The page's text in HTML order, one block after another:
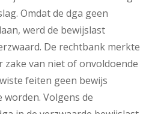
Omdat de dga geen
werd de bewijslast
De rechtbank merkte
zake van niet of onvoldoende
feiten geen bewijs
Volgens de